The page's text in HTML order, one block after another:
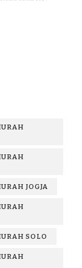
JOGJA
SOLO